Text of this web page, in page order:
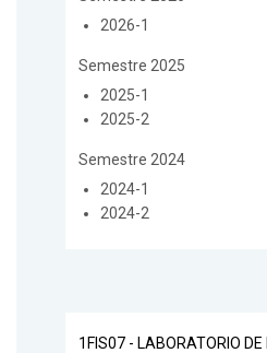
2026-1
Semestre 2025
2025-1
2025-2
Semestre 2024
2024-1
2024-2
1FIS07 - LABORATORIO DE